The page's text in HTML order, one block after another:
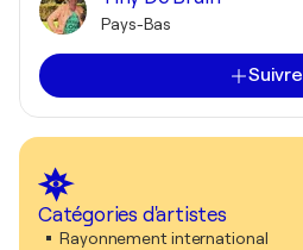
Pays-Bas
Suivre
Catégories d'artistes
Rayonnement international